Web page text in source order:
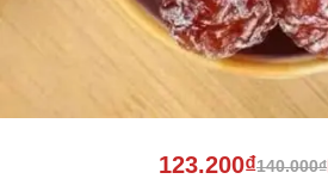
123.200₫140.000₫